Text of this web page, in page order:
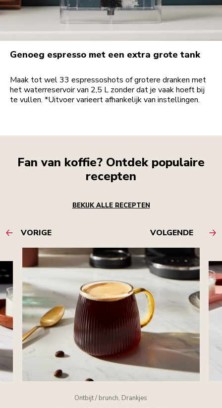
Genoeg espresso met een extra grote tank
Maak tot wel 33 espressoshots of grotere dranken met
het waterreservoir van 2,5 L zonder dat je vaak hoeft bij
te vullen. *Uitvoer varieert afhankelijk van instellingen.
Fan van koffie? Ontdek populaire
recepten
BEKIJK ALLE RECEPTEN
VORIGE VOLGENDE
Ontbijt / brunch, Drankjes